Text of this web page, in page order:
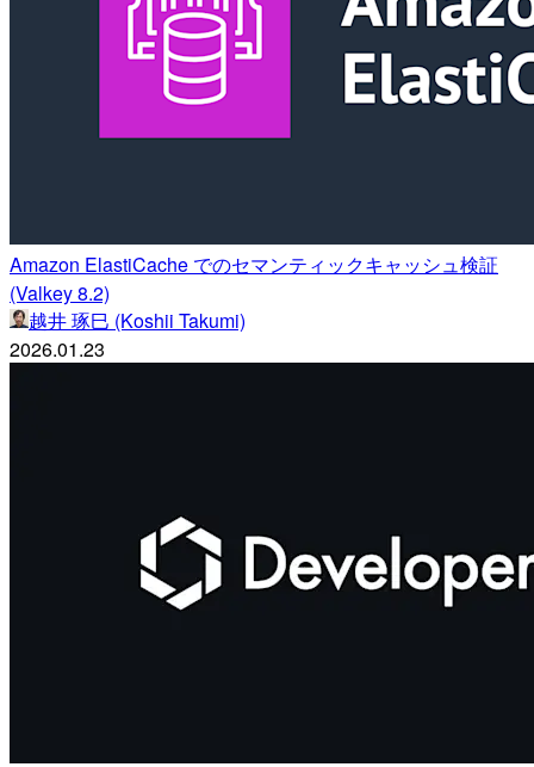
Amazon ElastiCache でのセマンティックキャッシュ検証
(Valkey 8.2)
越井 琢巳 (Koshii Takumi)
2026.01.23